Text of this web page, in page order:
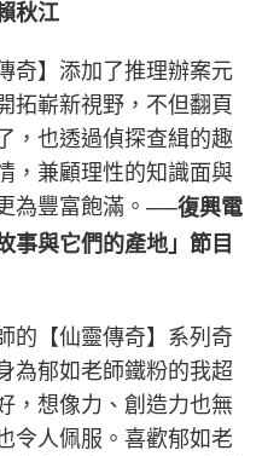
秋江
奇】添加了推理辦案元
拓嶄新視野，不但翻頁
，也透過偵探查緝的趣
，兼顧理性的知識面與
為豐富飽滿。 ──復興電
事與它們的產地」節目
的【仙靈傳奇】系列奇
為郁如老師鐵粉的我超
，想像力、創造力也無
令人佩服。喜歡郁如老